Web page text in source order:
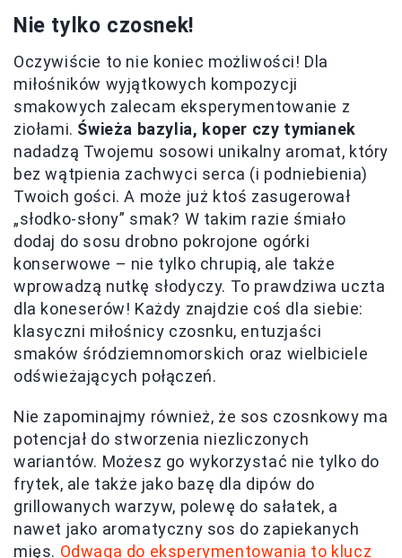
Nie tylko czosnek!
Oczywiście to nie koniec możliwości! Dla
miłośników wyjątkowych kompozycji
smakowych zalecam eksperymentowanie z
ziołami. Świeża bazylia, koper czy tymianek
nadadzą Twojemu sosowi unikalny aromat, który
bez wątpienia zachwyci serca (i podniebienia)
Twoich gości. A może już ktoś zasugerował
„słodko-słony” smak? W takim razie śmiało
dodaj do sosu drobno pokrojone ogórki
konserwowe – nie tylko chrupią, ale także
wprowadzą nutkę słodyczy. To prawdziwa uczta
dla koneserów! Każdy znajdzie coś dla siebie:
klasyczni miłośnicy czosnku, entuzjaści
smaków śródziemnomorskich oraz wielbiciele
odświeżających połączeń.
Nie zapominajmy również, że sos czosnkowy ma
potencjał do stworzenia niezliczonych
wariantów. Możesz go wykorzystać nie tylko do
frytek, ale także jako bazę dla dipów do
grillowanych warzyw, polewę do sałatek, a
nawet jako aromatyczny sos do zapiekanych
mięs. Odwaga do eksperymentowania to klucz